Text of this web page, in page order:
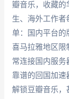
瓣音乐，收藏
生、海外工作者
单：国内平台的
喜马拉雅地区限
常连接国内服务
靠谱的回国加速
解锁豆瓣音乐